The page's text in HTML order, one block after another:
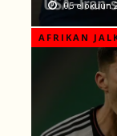
05 elokuun
AFRIKAN